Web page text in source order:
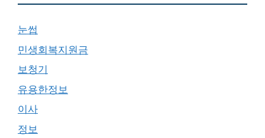
눈썹
민생회복지원금
보청기
유용한정보
이사
정보